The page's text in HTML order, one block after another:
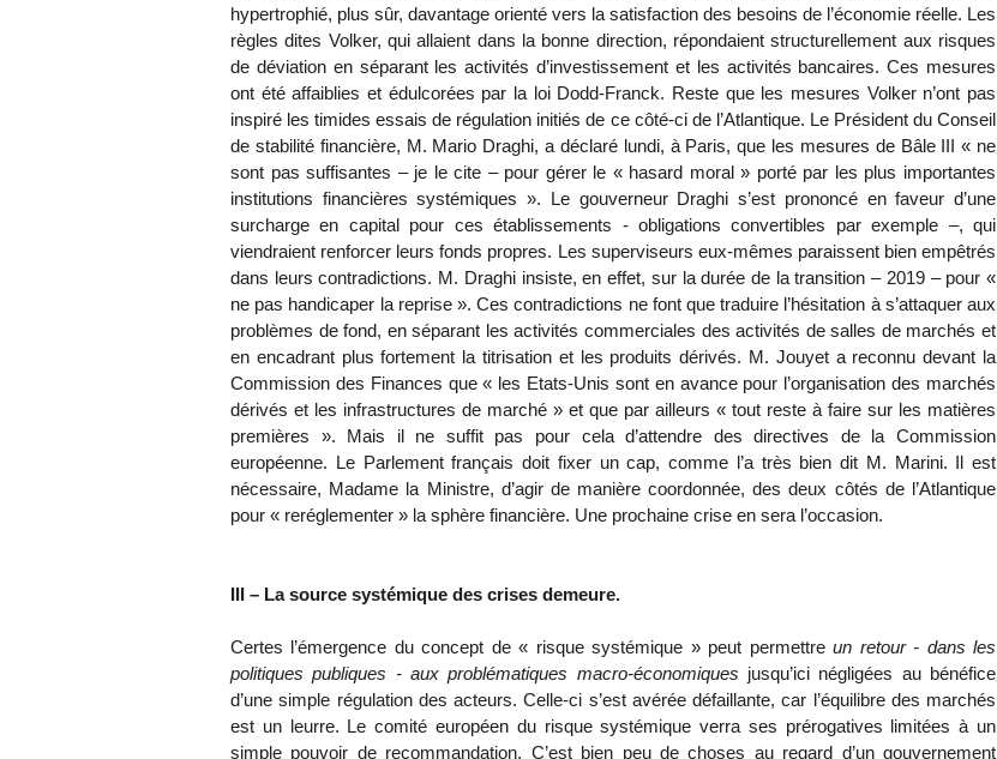
hypertrophié, plus sûr, davantage orienté vers la satisfaction des besoins de l’économie réelle. Les
règles dites Volker, qui allaient dans la bonne direction, répondaient structurellement aux risques
de déviation en séparant les activités d’investissement et les activités bancaires. Ces mesures
ont été affaiblies et édulcorées par la loi Dodd-Franck. Reste que les mesures Volker n’ont pas
inspiré les timides essais de régulation initiés de ce côté-ci de l’Atlantique. Le Président du Conseil
de stabilité financière, M. Mario Draghi, a déclaré lundi, à Paris, que les mesures de Bâle III « ne
sont pas suffisantes – je le cite – pour gérer le « hasard moral » porté par les plus importantes
institutions financières systémiques ». Le gouverneur Draghi s’est prononcé en faveur d’une
surcharge en capital pour ces établissements - obligations convertibles par exemple –, qui
viendraient renforcer leurs fonds propres. Les superviseurs eux-mêmes paraissent bien empêtrés
dans leurs contradictions. M. Draghi insiste, en effet, sur la durée de la transition – 2019 – pour «
ne pas handicaper la reprise ». Ces contradictions ne font que traduire l’hésitation à s’attaquer aux
problèmes de fond, en séparant les activités commerciales des activités de salles de marchés et
en encadrant plus fortement la titrisation et les produits dérivés. M. Jouyet a reconnu devant la
Commission des Finances que « les Etats-Unis sont en avance pour l’organisation des marchés
dérivés et les infrastructures de marché » et que par ailleurs « tout reste à faire sur les matières
premières ». Mais il ne suffit pas pour cela d’attendre des directives de la Commission
européenne. Le Parlement français doit fixer un cap, comme l’a très bien dit M. Marini. Il est
nécessaire, Madame la Ministre, d’agir de manière coordonnée, des deux côtés de l’Atlantique
pour « reréglementer » la sphère financière. Une prochaine crise en sera l’occasion.
III – La source systémique des crises demeure.
Certes l’émergence du concept de « risque systémique » peut permettreun retour - dans les
politiques publiques - aux problématiques macro-économiques jusqu’ici négligées au bénéfice
d’une simple régulation des acteurs. Celle-ci s’est avérée défaillante, car l’équilibre des marchés
est un leurre. Le comité européen du risque systémique verra ses prérogatives limitées à un
simple pouvoir de recommandation. C’est bien peu de choses au regard d’un gouvernement